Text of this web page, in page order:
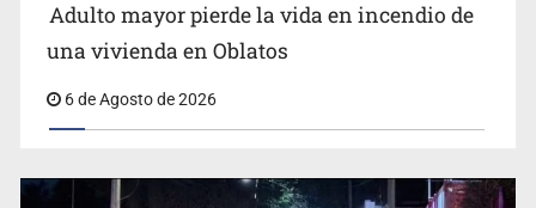
Capturan en Zapopan a defraudador de paquetes
Adulto mayor pierde la vida en incendio de
una vivienda en Oblatos
6 de Agosto de 2026